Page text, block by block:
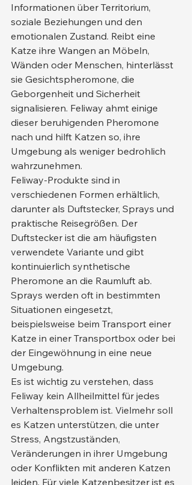
Informationen über Territorium,
soziale Beziehungen und den
emotionalen Zustand. Reibt eine
Katze ihre Wangen an Möbeln,
Wänden oder Menschen, hinterlässt
sie Gesichtspheromone, die
Geborgenheit und Sicherheit
signalisieren. Feliway ahmt einige
dieser beruhigenden Pheromone
nach und hilft Katzen so, ihre
Umgebung als weniger bedrohlich
wahrzunehmen.
Feliway-Produkte sind in
verschiedenen Formen erhältlich,
darunter als Duftstecker, Sprays und
praktische Reisegrößen. Der
Duftstecker ist die am häufigsten
verwendete Variante und gibt
kontinuierlich synthetische
Pheromone an die Raumluft ab.
Sprays werden oft in bestimmten
Situationen eingesetzt,
beispielsweise beim Transport einer
Katze in einer Transportbox oder bei
der Eingewöhnung in eine neue
Umgebung.
Es ist wichtig zu verstehen, dass
Feliway kein Allheilmittel für jedes
Verhaltensproblem ist. Vielmehr soll
es Katzen unterstützen, die unter
Stress, Angstzuständen,
Veränderungen in ihrer Umgebung
oder Konflikten mit anderen Katzen
leiden. Für viele Katzenbesitzer ist es